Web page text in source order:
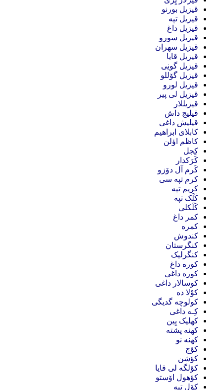
قیزیل بورنو
قیزیل تپه
قیزیل داغ
قیزیل سورو
قیزیل سهران
قیزیل قایا
قیزیل گونِی
قیزیل گۆللو
قیزیل لورو
قیزیل لی پیر
قیزیللار
قیلیج داش
قیلیش داغی
کابلای ابراهیم
کاظم اؤلن
کِجل
کَرَکدار
کَرم آل دۆزو
کرم تپه سی
کریم تپه
کَلَک تپه
کَلَکلی
کمر داغ
کمره
کندوش
کنگرستان
کنگرلیک
کوره داغ
کوزه داغی
کوسالار داغی
کوْلا ده
کولوچه گدیگی
کِـه داغی
کهلیک یِین
کهنه پشته
کهنه نو
کؤچ
کؤشن
کؤلگه لی قایا
کؤهول اۆستو
کۆل تپه